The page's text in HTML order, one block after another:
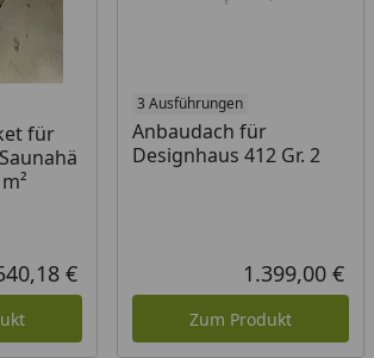
für
Aktueller Preis
€
3 Ausführungen
Anbaudach für
Designhaus 412 Gr. 2
1.399,00 €
Zum Produkt